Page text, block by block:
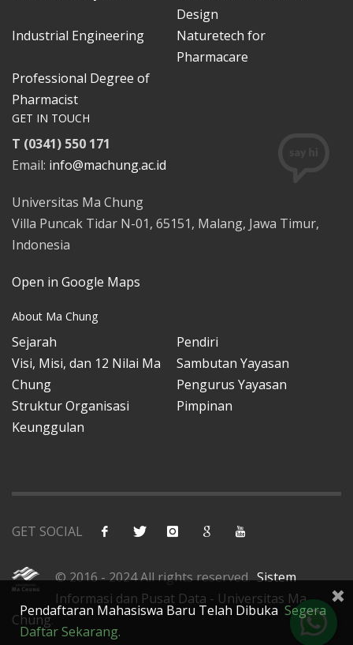
Design
Industrial Engineering
Naturetech for
Pharmacare
Professional Degree of
Pharmacist
GET IN TOUCH
T (0341) 550 171
Email: info@machung.ac.id
Universitas Ma Chung
Villa Puncak Tidar N-01, 65151, Malang, Jawa Timur,
Indonesia
Open in Google Maps
About Ma Chung
Sejarah
Pendiri
Visi, Misi, dan 12 Nilai Ma
Chung
Sambutan Yayasan
Pengurus Yayasan
Struktur Organisasi
Pimpinan
Keunggulan
GET SOCIAL
© 2016 - 2024 All rights reserved.Sistem
Informasi dan Pusat Data - Universitas Ma
Chung.
Pendaftaran Mahasiswa Baru Telah Dibuka Segera
Daftar Sekarang.